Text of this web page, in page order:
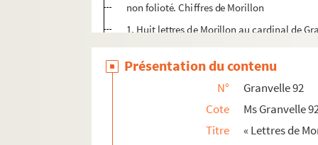
non folioté. Chiffres de Morillon
1. Huit lettres de Morillon au cardinal de
27. Le cardinal de Granvelle aux prieur et
28. Le cardinal de Granvelle aux doyen et
29. Huit lettres de Morillon au cardinal de
49. Le président du collège de Savoie,
51. Six lettres de Morillon au cardinal de
Présentation du contenu
N°
Granvelle 92
Cote
Ms Granvelle
Titre
« Lettres de